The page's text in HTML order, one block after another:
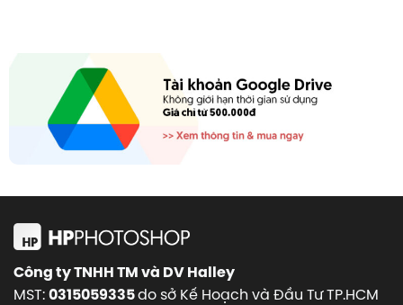
Công ty TNHH TM và DV Halley
MST:0315059335do sở Kế Hoạch và Đầu Tư TP.HCM